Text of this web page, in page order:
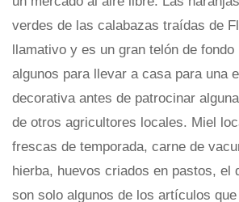
verdes de las calabazas traídas de
llamativo y es un gran telón de
algunos para llevar a casa para una
decorativa antes de patrocinar
de otros agricultores locales. Miel
frescas de temporada, carne de
hierba, huevos criados en pastos, el
son solo algunos de los artículos